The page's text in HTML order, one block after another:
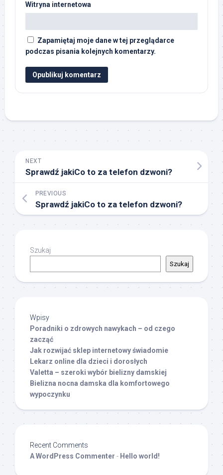
Witryna internetowa
Zapamiętaj moje dane w tej przeglądarce
podczas pisania kolejnych komentarzy.
NEXT
Sprawdź jakiCo to za telefon dzwoni?
PREVIOUS
Sprawdź jakiCo to za telefon dzwoni?
Szukaj
Szukaj
Wpisy
Poradniki o zdrowych nawykach – od czego
zacząć
Jak rozwijać sklep internetowy świadomie
Lekarz online dla dzieci i dorosłych
Valetta – szeroki wybór bielizny damskiej
Bielizna nocna damska dla komfortowego
wypoczynku
Recent Comments
A WordPress Commenter - Hello world!